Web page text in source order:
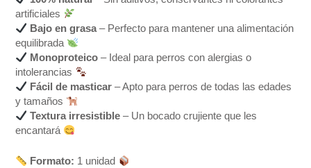
artificiales
Bajo en grasa – Perfecto para mantener una alimentación
equilibrada
Monoproteico – Ideal para perros con alergias o
intolerancias
Fácil de masticar – Apto para perros de todas las edades
y tamaños
Textura irresistible – Un bocado crujiente que les
encantará
Formato: 1 unidad